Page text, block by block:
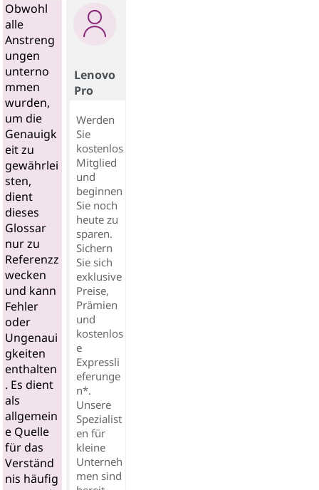
Obwohl
alle
Anstreng
ungen
unterno
mmen
wurden,
um die
Genauigk
eit zu
gewährlei
sten,
dient
dieses
Glossar
nur zu
Referenzz
wecken
und kann
Fehler
oder
Ungenaui
gkeiten
enthalten
. Es dient
als
allgemein
e Quelle
für das
Verständ
nis häufig
Lenovo
Pro
Werden
Sie
kostenlos
Mitglied
und
beginnen
Sie noch
heute zu
sparen.
Sichern
Sie sich
exklusive
Preise,
Prämien
und
kostenlos
e
Expressli
eferunge
n*.
Unsere
Spezialist
en für
kleine
Unterneh
men sind